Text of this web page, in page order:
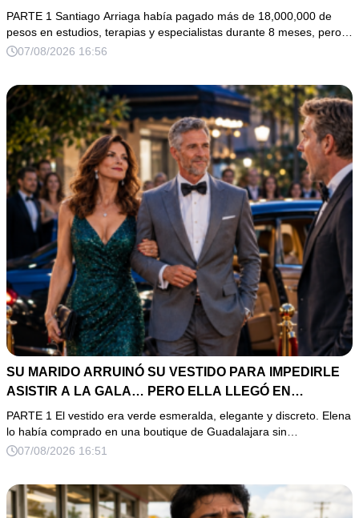
nadie quiso escuchar.
PARTE 1 Santiago Arriaga había pagado más de 18,000,000 de
pesos en estudios, terapias y especialistas durante 8 meses, pero…
07/08/2026 16:56
SU MARIDO ARRUINÓ SU VESTIDO PARA IMPEDIRLE
ASISTIR A LA GALA… PERO ELLA LLEGÓ EN
LIMUSINA COMO INVITADA DE HONOR DEL DUEÑO DE
LA EMPRESA
PARTE 1 El vestido era verde esmeralda, elegante y discreto. Elena
lo había comprado en una boutique de Guadalajara sin…
07/08/2026 16:51